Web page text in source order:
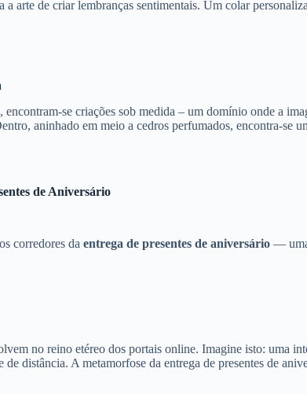
arte de criar lembranças sentimentais. Um colar
se criações sob medida – um domínio onde a
aninhado em meio a cedros perfumados, encontra-se
de Aniversário
corredores da entrega de presentes de aniversário — uma
no reino etéreo dos portais online. Imagine isto: uma
de distância. A metamorfose da entrega de presentes de